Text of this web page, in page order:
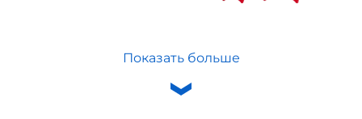
Показать больше